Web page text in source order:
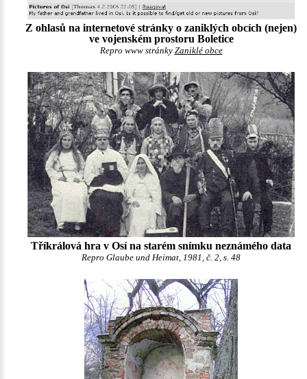
Z ohlasů na internetové stránky o zaniklých obcích (nejen)
ve vojenském prostoru Boletice
Repro www stránky Zaniklé obce
Tříkrálová hra v Osí na starém snímku neznámého data
Repro Glaube und Heimat, 1981, č. 2, s. 48